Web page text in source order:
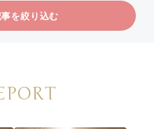
を絞り込む